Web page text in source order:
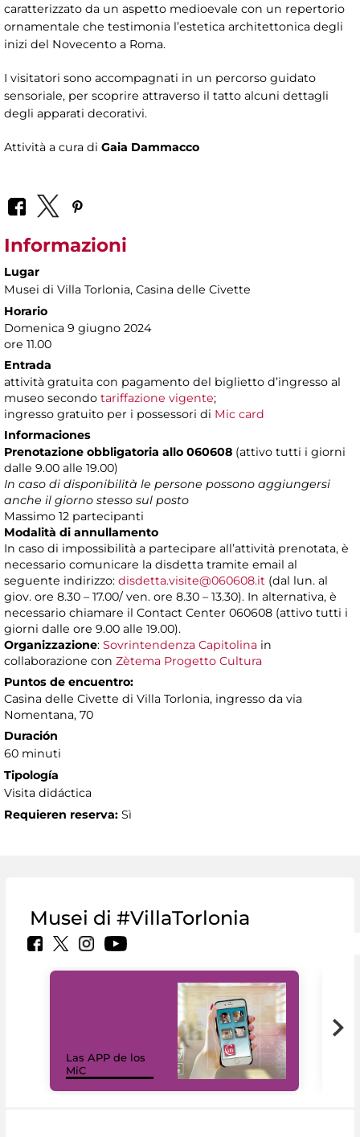
caratterizzato da un aspetto medioevale con un repertorio
ornamentale che testimonia l’estetica architettonica degli
inizi del Novecento a Roma.
I visitatori sono accompagnati in un percorso guidato
sensoriale, per scoprire attraverso il tatto alcuni dettagli
degli apparati decorativi.
Attività a cura di Gaia Dammacco
Informazioni
Lugar
Musei di Villa Torlonia, Casina delle Civette
Horario
Domenica 9 giugno 2024
ore 11.00
Entrada
attività gratuita con pagamento del biglietto d’ingresso al
museo secondo tariffazione vigente;
ingresso gratuito per i possessori di Mic card
Informaciones
Prenotazione obbligatoria allo 060608 (attivo tutti i giorni
dalle 9.00 alle 19.00)
In caso di disponibilità le persone possono aggiungersi
anche il giorno stesso sul posto
Massimo 12 partecipanti
Modalità di annullamento
In caso di impossibilità a partecipare all’attività prenotata, è
necessario comunicare la disdetta tramite email al
seguente indirizzo: disdetta.visite@060608.it (dal lun. al
giov. ore 8.30 – 17.00/ ven. ore 8.30 – 13.30). In alternativa, è
necessario chiamare il Contact Center 060608 (attivo tutti i
giorni dalle ore 9.00 alle 19.00).
Organizzazione: Sovrintendenza Capitolina in
collaborazione con Zètema Progetto Cultura
Puntos de encuentro:
Casina delle Civette di Villa Torlonia, ingresso da via
Nomentana, 70
Duración
60 minuti
Tipología
Visita didáctica
Requieren reserva: Sì
Musei di #VillaTorlonia
Las APP de los
MiC